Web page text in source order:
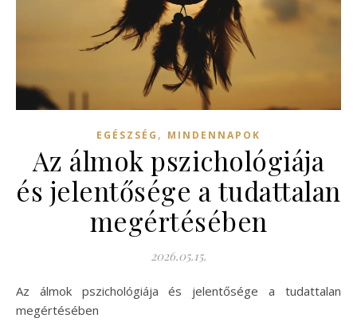
EGÉSZSÉG , MINDENNAPOK
Az álmok pszichológiája
és jelentősége a tudattalan
megértésében
2026.05.15.
Az álmok pszichológiája és jelentősége a tudattalan
megértésében